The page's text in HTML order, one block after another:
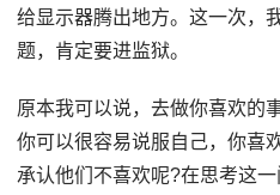
给显示器腾出地方。这一次，
题，肯定要进监狱。
原本我可以说，去做你喜欢的
你可以很容易说服自己，你喜
承认他们不喜欢呢?在思考这